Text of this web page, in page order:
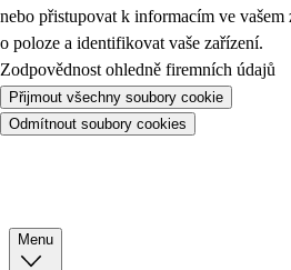
nebo přistupovat k informacím ve vašem
o poloze a identifikovat vaše zařízení.
Zodpovědnost ohledně firemních údajů
Přijmout všechny soubory cookie
Odmítnout soubory cookies
Menu